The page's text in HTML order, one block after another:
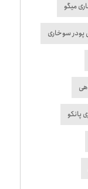
میگو
پودر سوخاری
پانکو